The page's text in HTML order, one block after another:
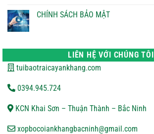
TRẢ
luận
ởCHÍNH SÁCH BẢO MẬT
ở
SÁCH
BẢO
LIÊN HỆ VỚI CHÚNG TÔI
tuibaotraicayankhang.com
0394.945.724
KCN Khai Sơn – Thuận Thành – Bắc Ninh
xopbocoiankhangbacninh@gmail.com